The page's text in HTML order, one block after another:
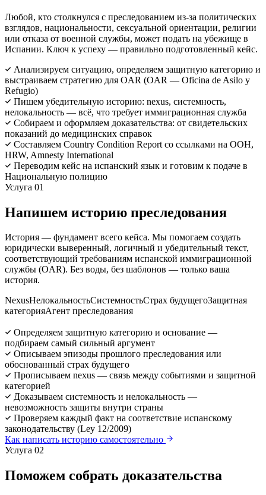
Любой, кто столкнулся с преследованием из-за политических
взглядов, национальности, сексуальной ориентации, религии
или отказа от военной службы, может подать на убежище в
Испании. Ключ к успеху — правильно подготовленный кейс.
Анализируем ситуацию, определяем защитную категорию и
выстраиваем стратегию для OAR (OAR — Oficina de Asilo y
Refugio)
Пишем убедительную историю: nexus, системность,
нелокальность — всё, что требует иммиграционная служба
Собираем и оформляем доказательства: от свидетельских
показаний до медицинских справок
Составляем Country Condition Report со ссылками на ООН,
HRW, Amnesty International
Переводим кейс на испанский язык и готовим к подаче в
Национальную полицию
Услуга 01
Напишем историю преследования
История — фундамент всего кейса. Мы помогаем создать
юридически выверенный, логичный и убедительный текст,
соответствующий требованиям испанской иммиграционной
службы (OAR). Без воды, без шаблонов — только ваша
история.
NexusНелокальностьСистемностьСтрах будущегоЗащитная
категорияАгент преследования
Определяем защитную категорию и основание —
подбираем самый сильный аргумент
Описываем эпизоды прошлого преследования или
обоснованный страх будущего
Прописываем nexus — связь между событиями и защитной
категорией
Доказываем системность и нелокальность —
невозможность защиты внутри страны
Проверяем каждый факт на соответствие испанскому
законодательству (Ley 12/2009)
Как написать историю самостоятельно
Услуга 02
Поможем собрать доказательства